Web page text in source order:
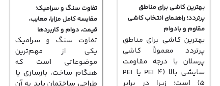
بهترین کاشی برای مناطق
پرتردد؛ راهنمای انتخاب کاشی
مقاوم و بادوام
بهترین کاشی برای مناطق
پرتردد معمولاً کاشی
پرسلان با درجه مقاومت
سایشی بالا (PEI ۴ یا PEI
۵) است؛ زیرا در برابر
تفاوت سنگ و سرامیک؛
مقایسه کامل مزایا، معایب،
قیمت، دوام و کاربردها
تفاوت سنگ و سرامیک
یکی از مهم‌ترین
موضوعاتی است که
هنگام ساخت، بازسازی یا